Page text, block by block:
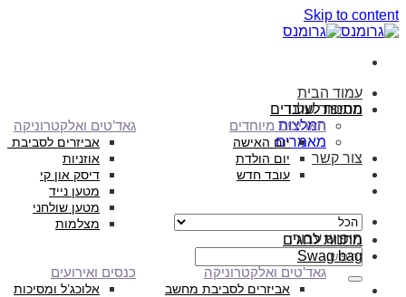
Skip to content
עמוד הבית
הסיפור שלנו
המלצות
מאמרים
צור קשר
חיפוש עבור:
מתנות לעובדים
תאריכים מיוחדים
יום האישה
יום הולדת
עובד חדש
גאד’טים ואלקטרוניקה
אביזרים לסביבת
אוזניות
דיסק און קי
מטען נייד
מטען שולחני
מצלמות
מתנות לחגים
Swag bag
גאד’טים ואלקטרוניקה
אביזרים לסביבת מחשב
כנסים ואירועים
אלוכג’ל ומסיכות